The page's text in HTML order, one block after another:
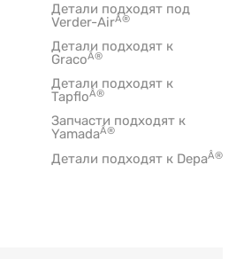
Детали подходят под
Verder-AirÂ®
Детали подходят к
GracoÂ®
Детали подходят к
TapfloÂ®
Запчасти подходят к
YamadaÂ®
Детали подходят к DepaÂ®